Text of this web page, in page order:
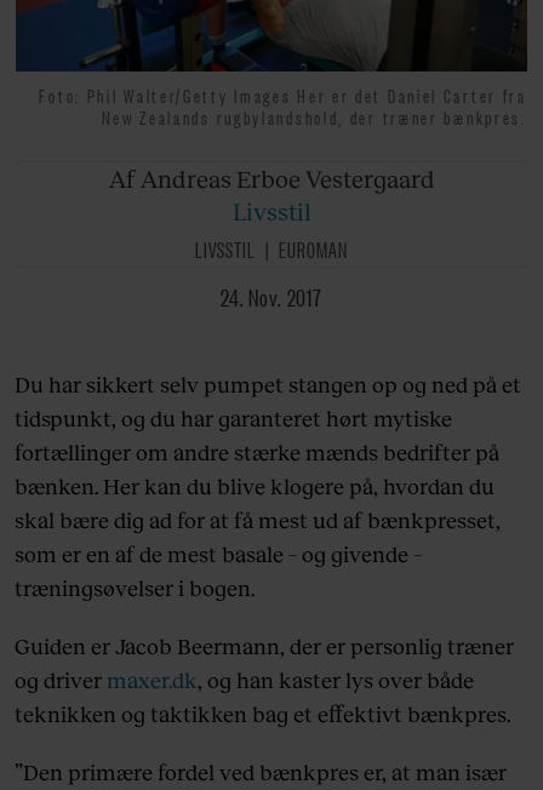
Foto: Phil Walter/Getty Images Her er det Daniel Carter fra
New Zealands rugbylandshold, der træner bænkpres.
Af Andreas Erboe Vestergaard
Livsstil
LIVSSTIL
EUROMAN
24. Nov. 2017
Du har sikkert selv pumpet stangen op og ned på et
tidspunkt, og du har garanteret hørt mytiske
fortællinger om andre stærke mænds bedrifter på
bænken. Her kan du blive klogere på, hvordan du
skal bære dig ad for at få mest ud af bænkpresset,
som er en af de mest basale – og givende –
træningsøvelser i bogen.
Guiden er Jacob Beermann, der er personlig træner
og driver maxer.dk, og han kaster lys over både
teknikken og taktikken bag et effektivt bænkpres.
”Den primære fordel ved bænkpres er, at man især